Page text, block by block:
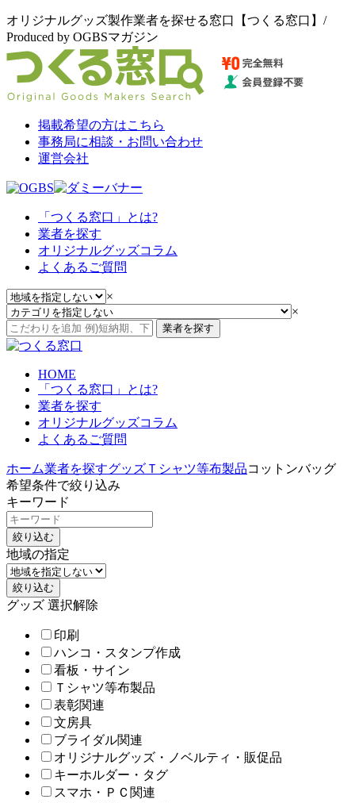
オリジナルグッズ製作業者を探せる窓口【つくる窓口】/
Produced by OGBSマガジン
掲載希望の方はこちら
事務局に相談・お問い合わせ
運営会社
「つくる窓口」とは?
業者を探す
オリジナルグッズコラム
よくあるご質問
×
×
業者を探す
HOME
「つくる窓口」とは?
業者を探す
オリジナルグッズコラム
よくあるご質問
ホーム業者を探すグッズ Ｔシャツ等布製品コットンバッグ
希望条件で絞り込み
キーワード
絞り込む
地域の指定
絞り込む
グッズ 選択解除
印刷
ハンコ・スタンプ作成
看板・サイン
Ｔシャツ等布製品
表彰関連
文房具
ブライダル関連
オリジナルグッズ・ノベルティ・販促品
キーホルダー・タグ
スマホ・ＰＣ関連